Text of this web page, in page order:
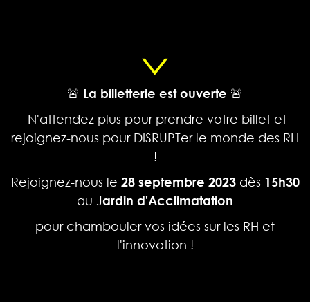
🚨 La billetterie est ouverte 🚨
N'attendez plus pour prendre votre billet et
rejoignez-nous pour DISRUPTer le monde des RH
!
Rejoignez-nous le 28 septembre 2023dès 15h30
au Jardin d'Acclimatation
pour chambouler vos idées sur les RH et
l'innovation !